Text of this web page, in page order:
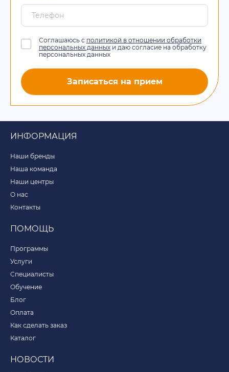
Соглашаюсь с политикой в отношении обработки
персональных данных и даю согласие на обработку
персональных данных
Записаться на прием
ИНФОРМАЦИЯ
Наши бренды
Наша команда
Наши центры
О нас
Контакты
ПОМОЩЬ
Программы
Услуги
Специалисты
Обучение
Блог
Оплата
Как сделать заказ
Каталог
НОВОСТИ